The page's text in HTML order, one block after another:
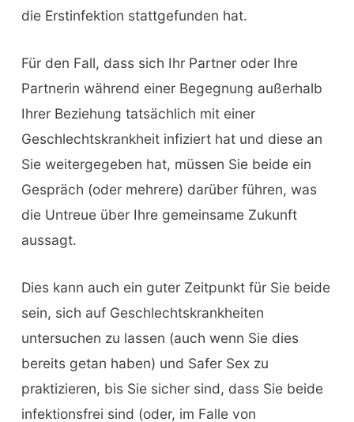
die Erstinfektion stattgefunden hat.
Für den Fall, dass sich Ihr Partner oder Ihre
Partnerin während einer Begegnung außerhalb
Ihrer Beziehung tatsächlich mit einer
Geschlechtskrankheit infiziert hat und diese an
Sie weitergegeben hat, müssen Sie beide ein
Gespräch (oder mehrere) darüber führen, was
die Untreue über Ihre gemeinsame Zukunft
aussagt.
Dies kann auch ein guter Zeitpunkt für Sie beide
sein, sich auf Geschlechtskrankheiten
untersuchen zu lassen (auch wenn Sie dies
bereits getan haben) und Safer Sex zu
praktizieren, bis Sie sicher sind, dass Sie beide
infektionsfrei sind (oder, im Falle von